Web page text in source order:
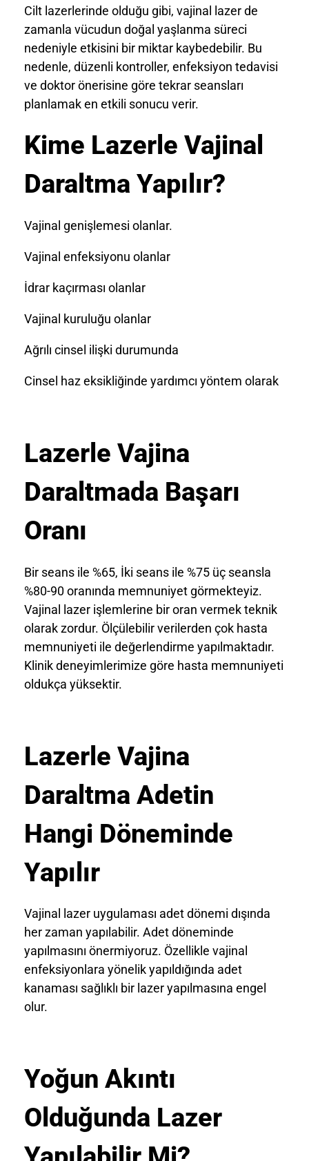
Cilt lazerlerinde olduğu gibi, vajinal lazer de
zamanla vücudun doğal yaşlanma süreci
nedeniyle etkisini bir miktar kaybedebilir. Bu
nedenle, düzenli kontroller, enfeksiyon tedavisi
ve doktor önerisine göre tekrar seansları
planlamak en etkili sonucu verir.
Kime Lazerle Vajinal
Daraltma Yapılır?
Vajinal genişlemesi olanlar.
Vajinal enfeksiyonu olanlar
İdrar kaçırması olanlar
Vajinal kuruluğu olanlar
Ağrılı cinsel ilişki durumunda
Cinsel haz eksikliğinde yardımcı yöntem olarak
Lazerle Vajina
Daraltmada Başarı
Oranı
Bir seans ile %65, İki seans ile %75 üç seansla
%80-90 oranında memnuniyet görmekteyiz.
Vajinal lazer işlemlerine bir oran vermek teknik
olarak zordur. Ölçülebilir verilerden çok hasta
memnuniyeti ile değerlendirme yapılmaktadır.
Klinik deneyimlerimize göre hasta memnuniyeti
oldukça yüksektir.
Lazerle Vajina
Daraltma Adetin
Hangi Döneminde
Yapılır
Vajinal lazer uygulaması adet dönemi dışında
her zaman yapılabilir. Adet döneminde
yapılmasını önermiyoruz. Özellikle vajinal
enfeksiyonlara yönelik yapıldığında adet
kanaması sağlıklı bir lazer yapılmasına engel
olur.
Yoğun Akıntı
Olduğunda Lazer